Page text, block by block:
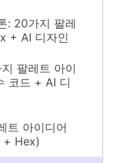
: 20가지 팔레
+ AI 디자인
팔레트 아이
코드 + AI 디
트 아이디어
+ Hex)